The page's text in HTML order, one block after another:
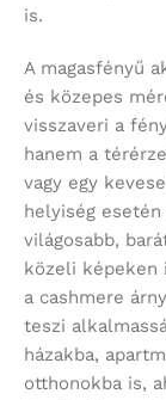
is.
A magasfényű
és közepes
visszaveri a
hanem a
vagy egy
helyiség
világosabb,
közeli képeken
a cashmere
teszi
házakba,
otthonokba is,